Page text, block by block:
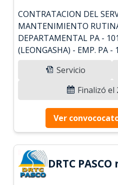
CONTRATACION DEL
MANTENIMIENTO
DEPARTAMENTAL PA -
(LEONGASHA) - EMP. PA -
Servicio
Finalizó el
Ver
DRTC